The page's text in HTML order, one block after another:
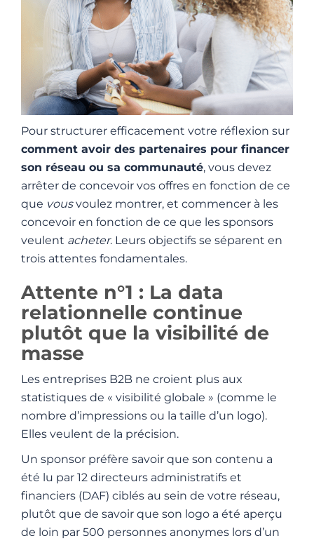
Pour structurer efficacement votre réflexion sur
comment avoir des partenaires pour financer
son réseau ou sa communauté, vous devez
arrêter de concevoir vos offres en fonction de ce
que vousvoulez montrer, et commencer à les
concevoir en fonction de ce que les sponsors
veulent acheter. Leurs objectifs se séparent en
trois attentes fondamentales.
Attente n°1 : La data
relationnelle continue
plutôt que la visibilité de
masse
Les entreprises B2B ne croient plus aux
statistiques de « visibilité globale » (comme le
nombre d’impressions ou la taille d’un logo).
Elles veulent de la précision.
Un sponsor préfère savoir que son contenu a
été lu par 12 directeurs administratifs et
financiers (DAF) ciblés au sein de votre réseau,
plutôt que de savoir que son logo a été aperçu
de loin par 500 personnes anonymes lors d’un